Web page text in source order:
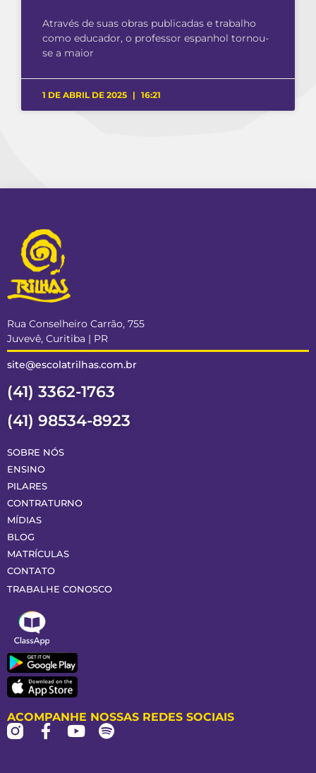
Através de suas obras publicadas e trabalho
como educador, o professor espanhol tornou-
se a maior
1 DE ABRIL DE 2025 16:21
Rua Conselheiro Carrão, 755
Juvevê, Curitiba | PR
site@escolatrilhas.com.br
(41) 3362-1763
(41) 98534-8923
SOBRE NÓS
ENSINO
PILARES
CONTRATURNO
MÍDIAS
BLOG
MATRÍCULAS
CONTATO
TRABALHE CONOSCO
ACOMPANHE NOSSAS REDES SOCIAIS